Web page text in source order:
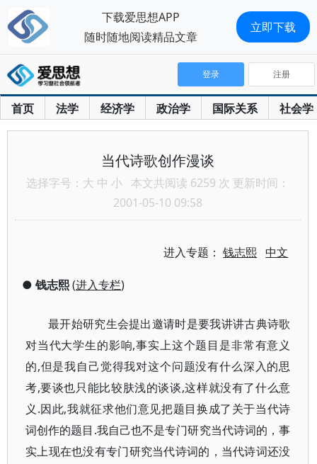
首页 法学 经济学 政治学 国际关系 社会学
登录 注册
当代诗歌创作漫谈
选择字号： 大 中 小 本文共阅读 6259 次 更新时间：
2001-05-10 09:58
进入专题：钱志熙 中文
● 钱志熙(进入专栏)
最开始研究生会提出邀请时是要我讲讲古典诗歌
对当代大学生的影响,事实上这个题目是非常有意义
的,但是我自己觉得我对这个问题没有什么深入的思
考,要谈也只能比较肤浅的谈谈,这样就没有了什么意
义.因此,我就征求他们意见把题目换成了关于当代诗
词创作的题目.我自己也不是专门研究当代诗词的，事
实上现在也没有专门研究当代诗词的，当代诗词还没
下载爱思想APP
随时随地阅读精品文章
立即下载